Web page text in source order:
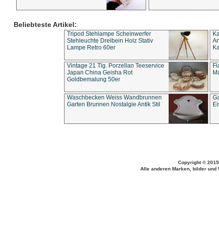
Beliebteste Artikel:
Tripod Stehlampe Scheinwerfer
Stehleuchte Dreibein Holz Stativ
Lampe Retro 60er
Vintage 21 Tlg. Porzellan Teeservice
Japan China Geisha Rot
Goldbemalung 50er
Waschbecken Weiss Wandbrunnen
Garten Brunnen Nostalgie Antik Stil
Copyright ©
Alle anderen Marken, bilder und